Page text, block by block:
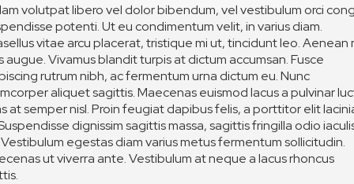
volutpat libero vel dolor bibendum, vel vestibulum orci
potenti. Ut eu condimentum velit, in varius diam.
vitae arcu placerat, tristique mi ut, tincidunt leo. Aenean
augue. Vivamus blandit turpis at dictum accumsan. Fusce
rutrum nibh, ac fermentum urna dictum eu. Nunc
aliquet sagittis. Maecenas euismod lacus a pulvinar
at semper nisl. Proin feugiat dapibus felis, a porttitor elit
dignissim sagittis massa, sagittis fringilla odio
egestas diam varius metus fermentum sollicitudin.
ut viverra ante. Vestibulum at neque a lacus rhoncus